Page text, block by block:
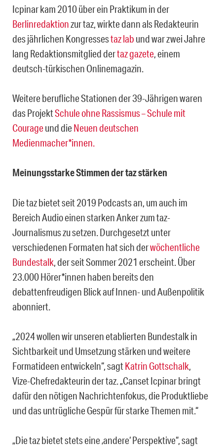
Icpinar kam 2010 über ein Praktikum in der
Berlinredaktionzur taz, wirkte dann als Redakteurin
des jährlichen Kongressestaz lab und war zwei Jahre
lang Redaktionsmitglied dertaz gazete, einem
deutsch-türkischen Onlinemagazin.
Weitere berufliche Stationen der 39-Jährigen waren
das ProjektSchule ohne Rassismus – Schule mit
Courageund dieNeuen deutschen
Medienmacher*innen.
Meinungsstarke Stimmen der taz stärken
Die taz bietet seit 2019 Podcasts an, um auch im
Bereich Audio einen starken Anker zum taz-
Journalismus zu setzen. Durchgesetzt unter
verschiedenen Formaten hat sich derwöchentliche
Bundestalk, der seit Sommer 2021 erscheint. Über
23.000 Hörer*innen haben bereits den
debattenfreudigen Blick auf Innen- und Außenpolitik
abonniert.
„2024 wollen wir unseren etablierten Bundestalk in
Sichtbarkeit und Umsetzung stärken und weitere
Formatideen entwickeln“, sagtKatrin Gottschalk,
Vize-Chefredakteurin der taz. „Canset Icpinar bringt
dafür den nötigen Nachrichtenfokus, die Produktliebe
und das untrügliche Gespür für starke Themen mit.“
„Die taz bietet stets eine ‚andere‘ Perspektive“, sagt